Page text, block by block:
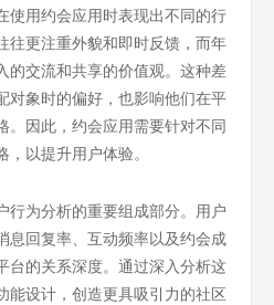
使用约会应用时表现出不同的行
往更注重外貌和即时反馈，而年
的交流和共享的价值观。这种差
对象时的偏好，也影响他们在平
。因此，约会应用需要针对不同
以提升用户体验。
行为分析的重要组成部分。用户
息回复率、互动频率以及约会成
台的关系深度。通过深入分析这
能设计，创造更具吸引力的社区